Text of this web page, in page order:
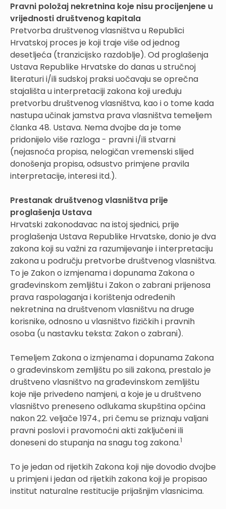
Pravni položaj nekretnina koje nisu procijenjene u
vrijednosti društvenog kapitala
Pretvorba društvenog vlasništva u Republici
Hrvatskoj proces je koji traje više od jednog
desetljeća (tranzicijsko razdoblje). Od proglašenja
Ustava Republike Hrvatske do danas u stručnoj
literaturi i/ili sudskoj praksi uočavaju se oprečna
stajališta u interpretaciji zakona koji uređuju
pretvorbu društvenog vlasništva, kao i o tome kada
nastupa učinak jamstva prava vlasništva temeljem
članka 48. Ustava. Nema dvojbe da je tome
pridonijelo više razloga - pravni i/ili stvarni
(nejasnoća propisa, nelogičan vremenski slijed
donošenja propisa, odsustvo primjene pravila
interpretacije, interesi itd.).
Prestanak društvenog vlasništva prije
proglašenja Ustava
Hrvatski zakonodavac na istoj sjednici, prije
proglašenja Ustava Republike Hrvatske, donio je dva
zakona koji su važni za razumijevanje i interpretaciju
zakona u području pretvorbe društvenog vlasništva.
To je Zakon o izmjenama i dopunama Zakona o
građevinskom zemljištu i Zakon o zabrani prijenosa
prava raspolaganja i korištenja određenih
nekretnina na društvenom vlasništvu na druge
korisnike, odnosno u vlasništvo fizičkih i pravnih
osoba (u nastavku teksta: Zakon o zabrani).
Temeljem Zakona o izmjenama i dopunama Zakona
o građevinskom zemljištu po sili zakona, prestalo je
društveno vlasništvo na građevinskom zemljištu
koje nije privedeno namjeni, a koje je u društveno
vlasništvo preneseno odlukama skupština općina
nakon 22. veljače 1974., pri čemu se priznaju valjani
pravni poslovi i pravomoćni akti zaključeni ili
doneseni do stupanja na snagu tog zakona.1
To je jedan od rijetkih Zakona koji nije dovodio dvojbe
u primjeni i jedan od rijetkih zakona koji je propisao
institut naturalne restitucije prijašnjim vlasnicima.